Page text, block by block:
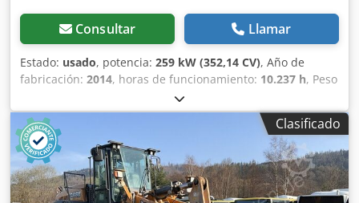
Consultar Llamar
Estado: usado, potencia: 259 kW (352,14 CV), Año de
fabricación: 2014, horas de funcionamiento: 10.237 h, Peso
en vacío: 27.024 kg Para obtener más información,
póngase en contacto con Emal Jaweed. Cargadora de
ruedas / Wheel Loader, Case 1121F, año de fabricación
2014, horas de servicio: 10.237 h, longitud: 8.960 mm,
ancho: 2.990 mm, altura: 3.570 mm, peso bruto máximo
autorizado: 27.024 kg, motor: Case, potencia del motor: 239
kW, aire acondicionado, báscula, hidráulica auxiliar,
Clasificado